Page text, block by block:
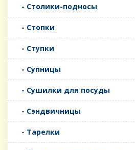
- Столики-подносы
- Стопки
- Ступки
- Супницы
- Сушилки для посуды
- Сэндвичницы
- Тарелки